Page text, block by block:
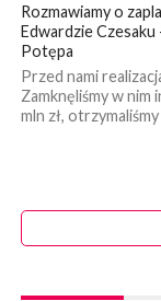
Rozmawiamy o
Edwardzie
Potępa
Przed nami
Zamknęliśmy w
mln zł,